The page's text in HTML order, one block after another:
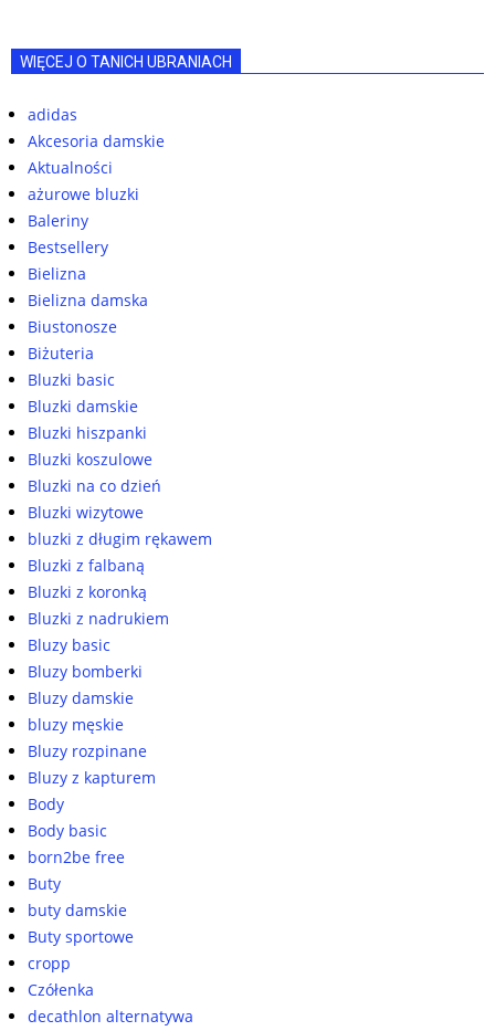
WIĘCEJ O TANICH UBRANIACH
adidas
Akcesoria damskie
Aktualności
ażurowe bluzki
Baleriny
Bestsellery
Bielizna
Bielizna damska
Biustonosze
Biżuteria
Bluzki basic
Bluzki damskie
Bluzki hiszpanki
Bluzki koszulowe
Bluzki na co dzień
Bluzki wizytowe
bluzki z długim rękawem
Bluzki z falbaną
Bluzki z koronką
Bluzki z nadrukiem
Bluzy basic
Bluzy bomberki
Bluzy damskie
bluzy męskie
Bluzy rozpinane
Bluzy z kapturem
Body
Body basic
born2be free
Buty
buty damskie
Buty sportowe
cropp
Czółenka
decathlon alternatywa